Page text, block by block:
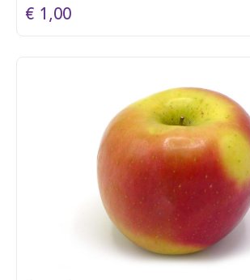
€ 1,00